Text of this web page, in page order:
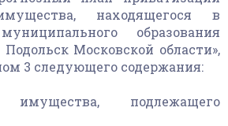
находящегося в
образования
Подольск Московской области»,
3 следующего содержания:
подлежащего